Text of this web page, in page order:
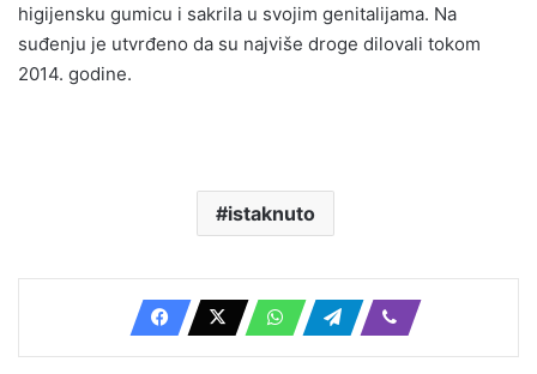
higijensku gumicu i sakrila u svojim genitalijama. Na
suđenju je utvrđeno da su najviše droge dilovali tokom
2014. godine.
istaknuto